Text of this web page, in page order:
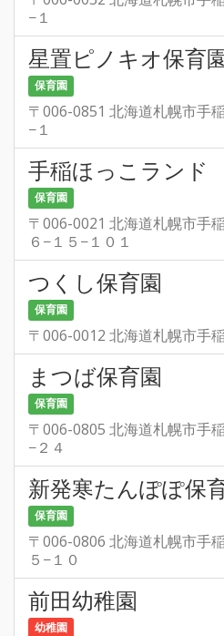
−１
星置ピノキオ保育
保育園
〒006-0851 北海道札幌市手
−１
手稲ほっこランド
保育園
〒006-0021 北海道札幌市手
６−１５−１０１
つくし保育園
保育園
〒006-0012 北海道札幌市手
まつば保育園
保育園
〒006-0805 北海道札幌市手
−２４
新発寒たんぽぽ保
保育園
〒006-0806 北海道札幌市手
５−１０
前田幼稚園
幼稚園